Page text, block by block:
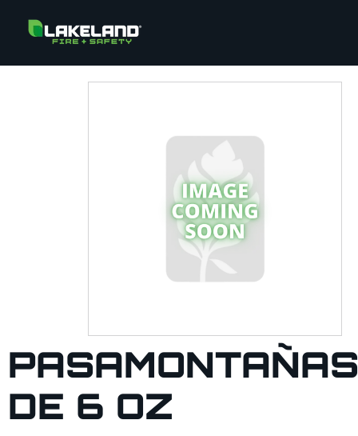
PASAMONTAÑAS
DE 6 OZ